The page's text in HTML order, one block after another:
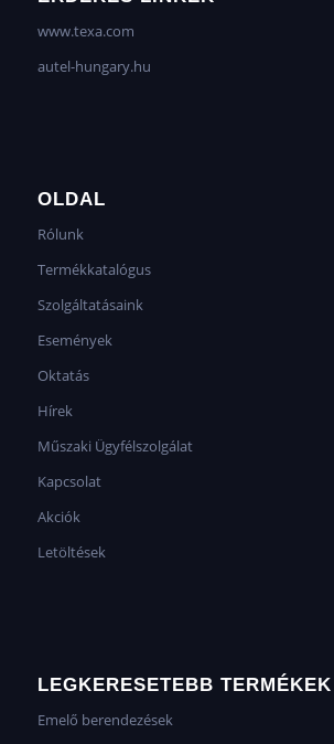
www.texa.com
autel-hungary.hu
OLDAL
Rólunk
Termékkatalógus
Szolgáltatásaink
Események
Oktatás
Hírek
Műszaki Ügyfélszolgálat
Kapcsolat
Akciók
Letöltések
LEGKERESETEBB TERMÉKEK
Emelő berendezések